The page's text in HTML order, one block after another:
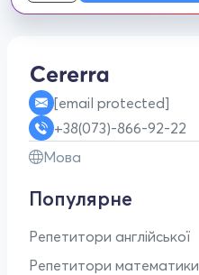
[email protected]
+38(073)-866-92-22
Мова
Популярне
Репетитори англійської
Репетитори математики